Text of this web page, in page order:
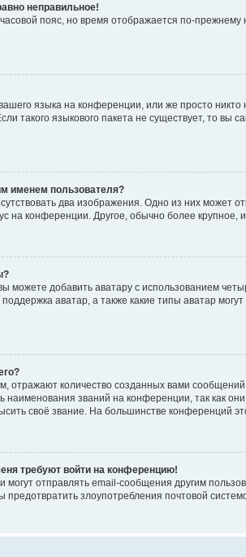
неправильное!
пояс, но время отображается по-
языка на конференции, или же просто
такого языкового пакета не существует, то
именем пользователя?
два изображения. Одно из них может
на конференции. Другое, обычно более крупное,
можете добавить аватару с использованием
аватар, а также какие типы аватар
количество созданных вами
званий на конференции, так как
своё звание. На большинстве конференций
требуют войти на конференцию!
могут отправлять email-сообщения другим
предотвратить злоупотребления почтовой